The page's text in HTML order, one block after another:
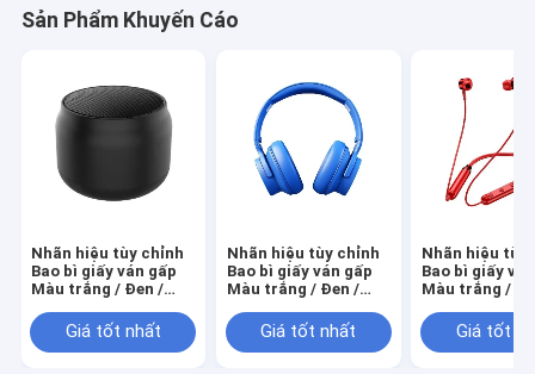
Sản Phẩm Khuyến Cáo
Nhãn hiệu tùy chỉnh
Bao bì giấy ván gấp
Màu trắng / Đen /
từ tính sang trọng
với nắp ruy băng
Giá tốt nhất
Nhãn hiệu tùy chỉnh
Bao bì giấy ván gấp
Màu trắng / Đen /
từ tính sang trọng
với nắp ruy băng
Giá tốt nhất
Nhãn hiệu tùy
Bao bì giấy
Màu trắng /
từ tính sang
với nắp ruy
Giá tốt